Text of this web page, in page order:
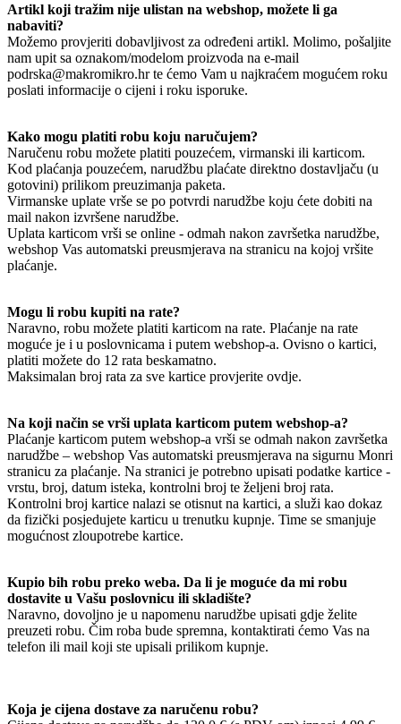
Artikl koji tražim nije ulistan na webshop, možete li ga
nabaviti?
Možemo provjeriti dobavljivost za određeni artikl. Molimo, pošaljite
nam upit sa oznakom/modelom proizvoda na e-mail
podrska@makromikro.hr te ćemo Vam u najkraćem mogućem roku
poslati informacije o cijeni i roku isporuke.
Kako mogu platiti robu koju naručujem?
Naručenu robu možete platiti pouzećem, virmanski ili karticom.
Kod plaćanja pouzećem, narudžbu plaćate direktno dostavljaču (u
gotovini) prilikom preuzimanja paketa.
Virmanske uplate vrše se po potvrdi narudžbe koju ćete dobiti na
mail nakon izvršene narudžbe.
Uplata karticom vrši se online - odmah nakon završetka narudžbe,
webshop Vas automatski preusmjerava na stranicu na kojoj vršite
plaćanje.
Mogu li robu kupiti na rate?
Naravno, robu možete platiti karticom na rate. Plaćanje na rate
moguće je i u poslovnicama i putem webshop-a. Ovisno o kartici,
platiti možete do 12 rata beskamatno.
Maksimalan broj rata za sve kartice provjerite ovdje.
Na koji način se vrši uplata karticom putem webshop-a?
Plaćanje karticom putem webshop-a vrši se odmah nakon završetka
narudžbe – webshop Vas automatski preusmjerava na sigurnu Monri
stranicu za plaćanje. Na stranici je potrebno upisati podatke kartice -
vrstu, broj, datum isteka, kontrolni broj te željeni broj rata.
Kontrolni broj kartice nalazi se otisnut na kartici, a služi kao dokaz
da fizički posjedujete karticu u trenutku kupnje. Time se smanjuje
mogućnost zloupotrebe kartice.
Kupio bih robu preko weba. Da li je moguće da mi robu
dostavite u Vašu poslovnicu ili skladište?
Naravno, dovoljno je u napomenu narudžbe upisati gdje želite
preuzeti robu. Čim roba bude spremna, kontaktirati ćemo Vas na
telefon ili mail koji ste upisali prilikom kupnje.
Koja je cijena dostave za naručenu robu?